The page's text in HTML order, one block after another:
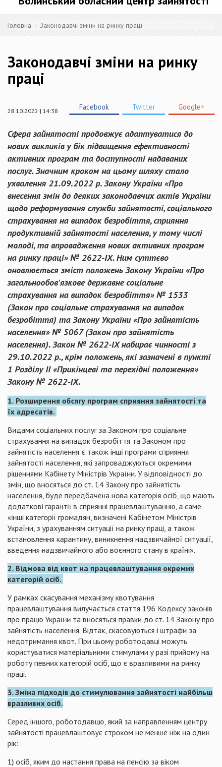
Головна Законодавчі зміни на ринку праці
Законодавчі зміни на ринку
праці
28.10.2022 | 14:38 Facebook Twitter Google+
Сфера зайнятості продовжує адаптуватися до
нових викликів у бік підвищення ефективності
активних програм та доступності надаваних
послуг. Значним кроком на цьому шляху стало
ухвалення 21.09.2022 р. Закону України «Про
внесення змін до деяких законодавчих актів України
щодо реформування служби зайнятості, соціального
страхування на випадок безробіття, сприяння
продуктивній зайнятості населення, у тому числі
молоді, та впровадження нових активних програм
на ринку праці» № 2622-IX. Ним суттєво
оновлюється зміст положень Закону України «Про
загальнообов'язкове державне соціальне
страхування на випадок безробіття» № 1533
(Закон про соціальне страхування на випадок
безробіття) та Закону України «Про зайнятість
населення» № 5067 (Закон про зайнятість
населення). Закон № 2622-IX набирає чинності з
29.10.2022 р., крім положень, які зазначені в пункті
1 Розділу II «Прикінцеві та перехідні положення»
Закону № 2622-IX.
1. Розширення обсягу програм сприяння зайнятості та
їх адресатів.
Видами соціальних послуг за Законом про соціальне
страхування на випадок безробіття та Законом про
зайнятість населення є також інші програми сприяння
зайнятості населення, які запроваджуються окремими
рішеннями Кабінету Міністрів України. У відповідності до
змін, що вносяться до ст. 14 Закону про зайнятість
населення, буде передбачена нова категорія осіб, що мають
додаткові гарантії в сприянні працевлаштуванню, а саме
«інші категорії громадян, визначені Кабінетом Міністрів
України, з урахуванням ситуації на ринку праці, а також
встановлення карантину, виникнення надзвичайної ситуації,
введення надзвичайного або воєнного стану в країні».
2. Відмова від квот на працевлаштування окремих
категорій осіб.
У рамках скасування механізму квотування
працевлаштування вилучається стаття 196 Кодексу законів
про працю України та вносяться правки до ст. 14 Закону про
зайнятість населення. Відтак, скасовуються і штрафи за
недотримання квот. При цьому роботодавці можуть
користуватися матеріальними стимулами у разі прийому на
роботу певних категорій осіб, що є вразливими на ринку
праці.
3. Зміна підходів до стимулювання зайнятості найбільш
вразливих осіб.
Серед іншого, роботодавцю, який за направленням центру
зайнятості працевлаштовує строком не менше ніж на один
рік:
1) осіб, яким до настання права на пенсію за віком